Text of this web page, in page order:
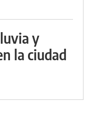
y
la ciudad